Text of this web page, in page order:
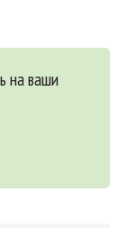
на ваши